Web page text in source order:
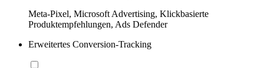
Meta-Pixel, Microsoft Advertising, Klickbasierte
Produktempfehlungen, Ads Defender
Erweitertes Conversion-Tracking